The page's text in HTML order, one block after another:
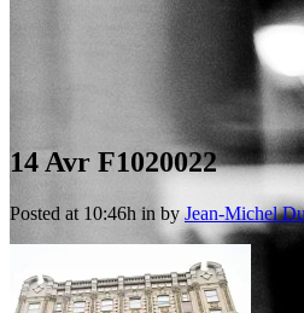
14 Avr F1020022
Posted at 10:46h in by Jean-Michel